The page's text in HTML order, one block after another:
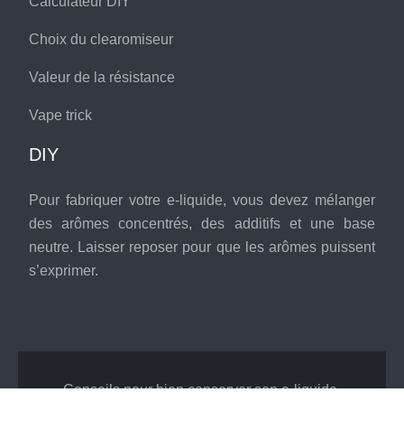
Choix du clearomiseur
Valeur de la résistance
Vape trick
DIY
Pour fabriquer votre e-liquide, vous devez mélanger
des arômes concentrés, des additifs et une base
neutre. Laisser reposer pour que les arômes puissent
s’exprimer.
Conseils pour bien conserver son e-liquide.